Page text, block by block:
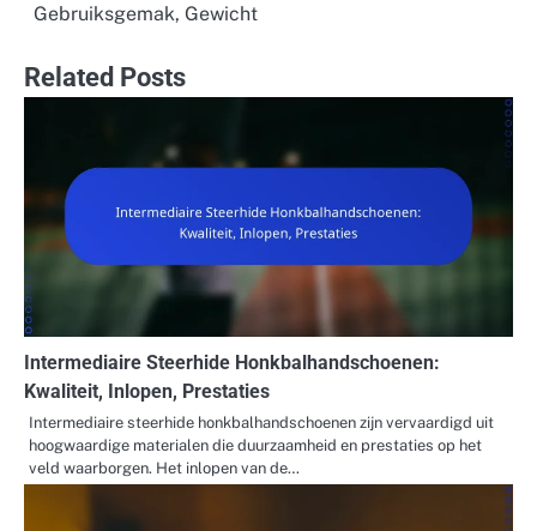
Gebruiksgemak, Gewicht
Related Posts
Intermediaire Steerhide Honkbalhandschoenen:
Kwaliteit, Inlopen, Prestaties
Intermediaire steerhide honkbalhandschoenen zijn vervaardigd uit
hoogwaardige materialen die duurzaamheid en prestaties op het
veld waarborgen. Het inlopen van de…